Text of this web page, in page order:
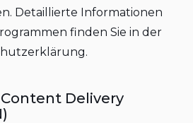
Detaillierte Informationen
finden Sie in der
Delivery